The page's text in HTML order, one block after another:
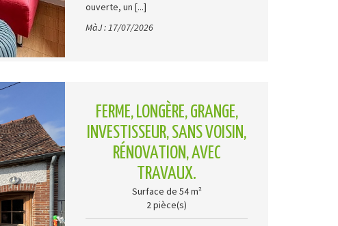
ouverte, un [...]
MàJ : 17/07/2026
FERME, LONGÈRE, GRANGE,
INVESTISSEUR, SANS VOISIN,
RÉNOVATION, AVEC
TRAVAUX.
Surface de 54 m²
2 pièce(s)